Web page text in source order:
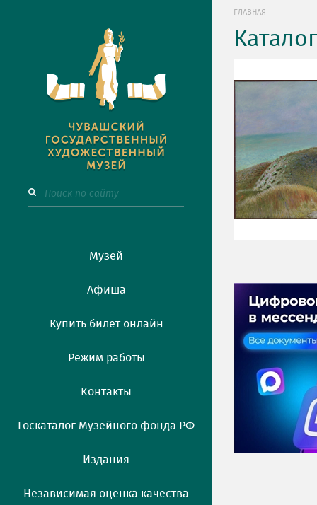
Музей
Афиша
Купить билет онлайн
Режим работы
Контакты
Госкаталог Музейного фонда РФ
Издания
Независимая оценка качества
ГЛАВНАЯ